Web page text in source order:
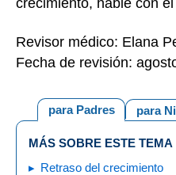
crecimiento, hable con
Revisor médico: Elana
Fecha de revisión:
para
para Padres
MÁS SOBRE ESTE TEMA
Retraso del crecimiento